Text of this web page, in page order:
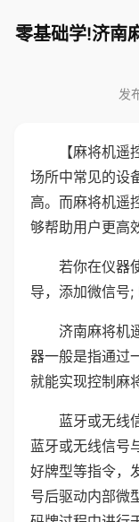
零基础学!济南
发
【麻将机
场所中常见的设
高。而麻将机遥
够帮助用户更高
若你在仪器
导，添加微信号;
济南麻将机
器一般是指通过
就能实现控制麻
蓝牙或无线
蓝牙或无线信号
好牌型等指令，
号后驱动内部微